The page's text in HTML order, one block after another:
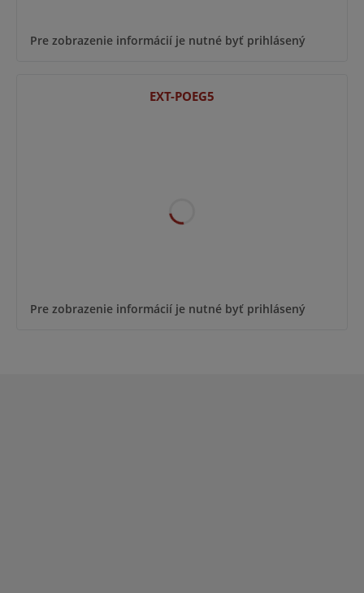
Pre zobrazenie informácií je nutné byť prihlásený
EXT-POEG5
Pre zobrazenie informácií je nutné byť prihlásený